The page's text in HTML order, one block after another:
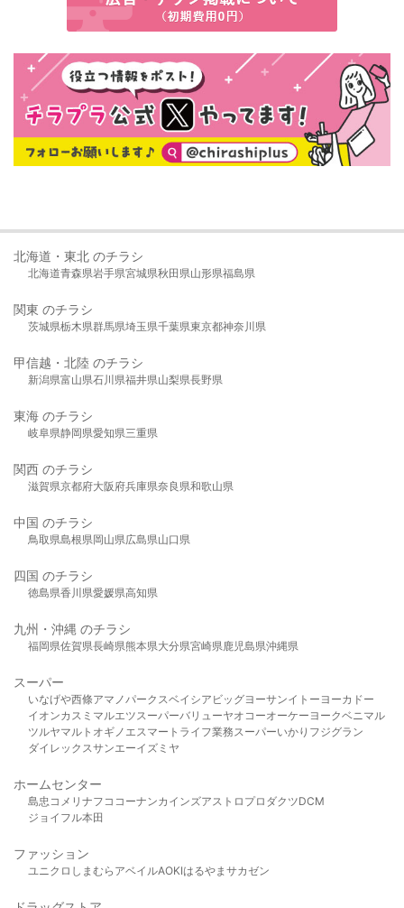
北海道・東北 のチラシ
北海道青森県岩手県宮城県秋田県山形県福島県
関東 のチラシ
茨城県栃木県群馬県埼玉県千葉県東京都神奈川県
甲信越・北陸 のチラシ
新潟県富山県石川県福井県山梨県長野県
東海 のチラシ
岐阜県静岡県愛知県三重県
関西 のチラシ
滋賀県京都府大阪府兵庫県奈良県和歌山県
中国 のチラシ
鳥取県島根県岡山県広島県山口県
四国 のチラシ
徳島県香川県愛媛県高知県
九州・沖縄 のチラシ
福岡県佐賀県長崎県熊本県大分県宮崎県鹿児島県沖縄県
スーパー
いなげや西條アマノパークスベイシア ビッグヨーサンイトーヨーカドー
イオンカスミ マルエツスーパーバリューヤオコーオーケー ヨークベニマル
ツルヤマルト オギノ エスマート ライフ業務スーパーいかり フジグラン
ダイレックスサンエーイズミヤ
ホームセンター
島忠 コメリ ナフコ コーナンカインズアストロプロダクツDCM
ジョイフル本田
ファッション
ユニクロ しまむら アベイルAOKIはるやま サカゼン